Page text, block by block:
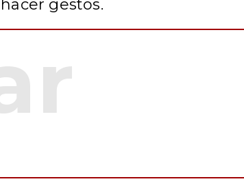
hacer gestos.